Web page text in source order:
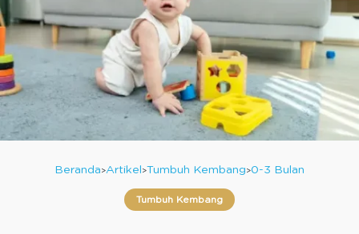
Beranda Artikel Tumbuh Kembang 0-3 Bulan
Tumbuh Kembang